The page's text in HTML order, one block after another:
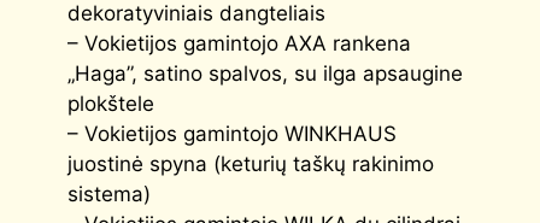
dekoratyviniais dangteliais
– Vokietijos gamintojo AXA rankena
„Haga”, satino spalvos, su ilga apsaugine
plokštele
– Vokietijos gamintojo WINKHAUS
juostinė spyna (keturių taškų rakinimo
sistema)